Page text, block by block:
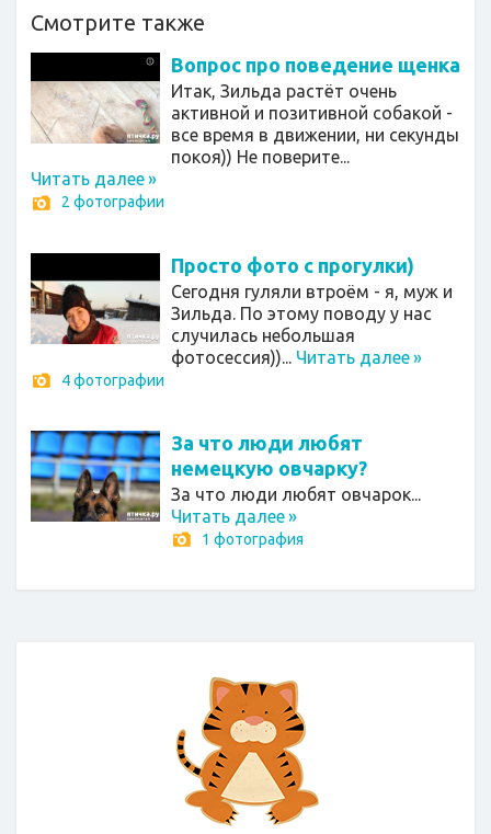
Смотрите также
Вопрос про поведение щенка
Итак, Зильда растёт очень
активной и позитивной собакой -
все время в движении, ни секунды
покоя)) Не поверите...
Читать далее»
2 фотографии
Просто фото с прогулки)
Сегодня гуляли втроём - я, муж и
Зильда. По этому поводу у нас
случилась небольшая
фотосессия))... Читать далее»
4 фотографии
За что люди любят
немецкую овчарку?
За что люди любят овчарок...
Читать далее»
1 фотография